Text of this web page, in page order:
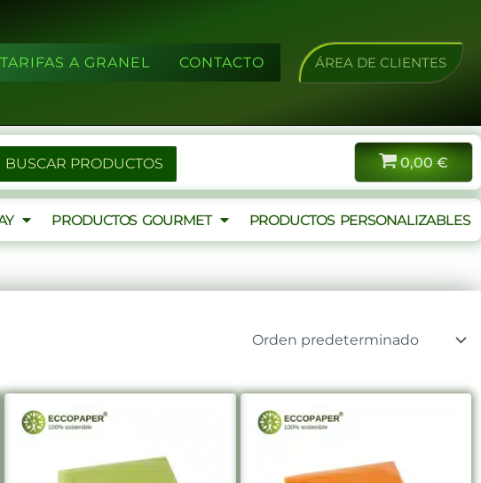
TARIFAS A GRANEL CONTACTO ÁREA DE CLIENTES
BUSCAR PRODUCTOS 0,00 €
PRODUCTOS GOURMET PRODUCTOS PERSONALIZABLES